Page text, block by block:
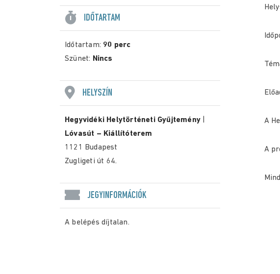
IDŐTARTAM
Időtartam: 90 perc
Szünet: Nincs
HELYSZÍN
Hegyvidéki Helytörténeti Gyűjtemény
Lóvasút – Kiállítóterem
1121 Budapest
Zugligeti út 64.
JEGYINFORMÁCIÓK
A belépés díjtalan.
A
A